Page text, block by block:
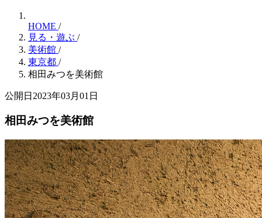
HOME /
見る・遊ぶ /
美術館 /
東京都 /
相田みつを美術館
公開日2023年03月01日
相田みつを美術館